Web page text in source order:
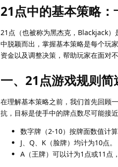
21点中的基本策略
21点（也被称为黑杰克，Blackjack
中脱颖而出，掌握基本策略是每个玩
资金以及调整决策，帮助玩家在面对
一、21点游戏规则简
在理解基本策略之前，我们首先回顾
抗，目标是使手中的牌点数尽可能接
数字牌（2-10）按牌面数值计算
J、Q、K（脸牌）均计为10点。
A（王牌）可以计为1点或11点